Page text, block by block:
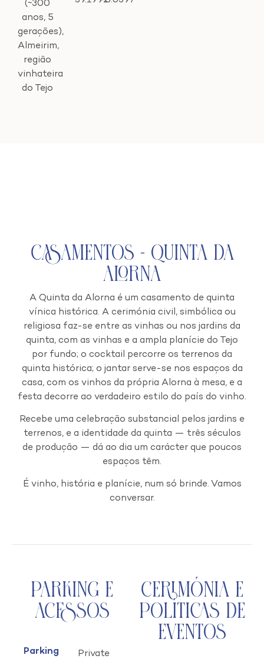
(~300
anos, 5
gerações),
Almeirim,
região
vinhateira
do Tejo
Casamentos - Quinta da
Alorna
A Quinta da Alorna é um casamento de quinta
vínica histórica. A cerimónia civil, simbólica ou
religiosa faz-se entre as vinhas ou nos jardins da
quinta, com as vinhas e a ampla planície do Tejo
por fundo; o cocktail percorre os terrenos da
quinta histórica; o jantar serve-se nos espaços da
casa, com os vinhos da própria Alorna à mesa, e a
festa decorre ao verdadeiro estilo do país do vinho.
Recebe uma celebração substancial pelos jardins e
terrenos, e a identidade da quinta — três séculos
de produção — dá ao dia um carácter que poucos
espaços têm.
É vinho, história e planície, num só brinde. Vamos
conversar.
Parking e
Acessos
Parking
Private
Cerimónia e
Políticas de
Eventos